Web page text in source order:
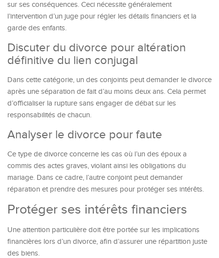
sur ses conséquences. Ceci nécessite généralement
l’intervention d’un juge pour régler les détails financiers et la
garde des enfants.
Discuter du divorce pour altération
définitive du lien conjugal
Dans cette catégorie, un des conjoints peut demander le divorce
après une séparation de fait d’au moins deux ans. Cela permet
d’officialiser la rupture sans engager de débat sur les
responsabilités de chacun.
Analyser le divorce pour faute
Ce type de divorce concerne les cas où l’un des époux a
commis des actes graves, violant ainsi les obligations du
mariage. Dans ce cadre, l’autre conjoint peut demander
réparation et prendre des mesures pour protéger ses intérêts.
Protéger ses intérêts financiers
Une attention particulière doit être portée sur les implications
financières lors d’un divorce, afin d’assurer une répartition juste
des biens.